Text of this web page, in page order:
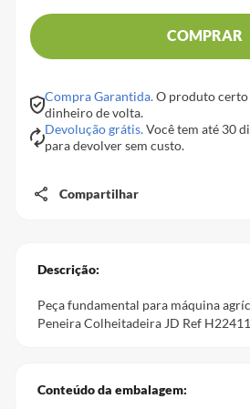
COMPRAR
Compra Garantida.O produto certo
dinheiro de volta.
Devolução grátis.Você tem até 30
para devolver sem custo.
Compartilhar
Descrição:
Peça fundamental para máquina
Peneira Colheitadeira JD Ref
Conteúdo da embalagem: